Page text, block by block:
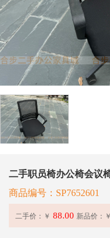
二手职员椅办公椅会议
商品编号：SP7652601
二手价：￥ 88.00 新品价： ￥